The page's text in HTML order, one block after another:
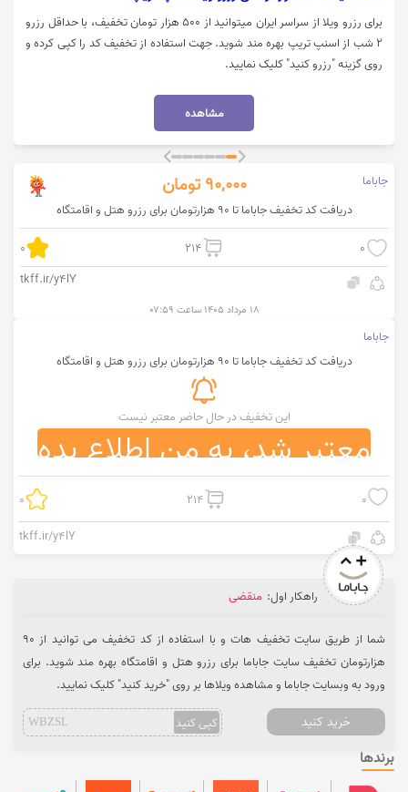
برای رزرو ویلا از سراسر ایران میتوانید از 500 هزار تومان تخفیف، با حداقل رزرو
2 شب از اسنپ تریپ بهره مند شوید. جهت استفاده از تخفیف کد را کپی کرده و
روی گزینه "رزرو کنید" کلیک نمایید.
مشاهده
جاباما 90,000 تومان
دریافت کد تخفیف جاباما تا 90 هزارتومان برای رزرو هتل و اقامتگاه
0
214
0
tkff.ir/y4lY
۱۸ مرداد ۱۴۰۵ ساعت ۰۷:۵۹
جاباما
دریافت کد تخفیف جاباما تا 90 هزارتومان برای رزرو هتل و اقامتگاه
این تخفیف در حال حاضر معتبر نیست
معتبر شد، به من اطلاع بده
0
214
0
tkff.ir/y4lY
راهکار اول: منقضی
شما از طریق سایت تخفیف هات و با استفاده از کد تخفیف می توانید از 90
هزارتومان تخفیف سایت جاباما برای رزرو هتل و اقامتگاه بهره مند شوید. برای
ورود به وبسایت جاباما و مشاهده ویلاها بر روی "خرید کنید" کلیک نمایید.
خرید کنید کپی کنید WBZSL
برندها